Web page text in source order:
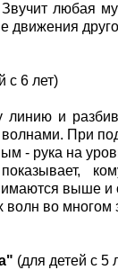
любая
движения
с 6 лет)
линию и
При
- рука на
выше и
во многом
(для детей с 5